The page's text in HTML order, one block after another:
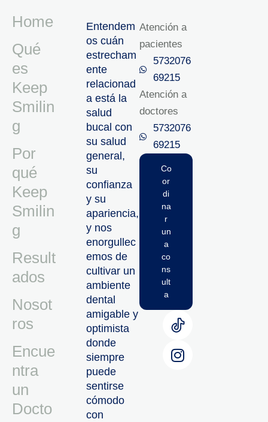
Home
Qué
es
Keep
Smilin
g
Por
qué
Keep
Smilin
g
Result
ados
Nosot
ros
Encue
ntra
un
Docto
Entendem
os cuán
estrecham
ente
relacionad
a está la
salud
bucal con
su salud
general,
su
confianza
y su
apariencia,
y nos
enorgullec
emos de
cultivar un
ambiente
dental
amigable y
optimista
donde
siempre
puede
sentirse
cómodo
con
Atención a
pacientes
5732076
69215‬
Atención a
doctores
5732076
69215‬
Co
or
di
na
r
un
a
co
ns
ult
a